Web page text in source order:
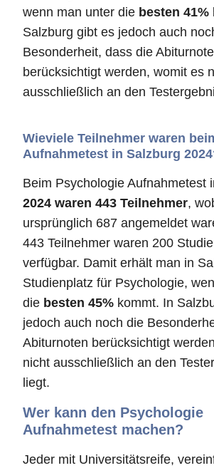
wenn man unter die besten 41%
Salzburg gibt es jedoch auch
Besonderheit, dass die
berücksichtigt werden, womit es
ausschließlich an den
Wieviele Teilnehmer waren
Aufnahmetest in Salzburg
Beim Psychologie Aufnahmetest
2024 waren 443 Teilnehmer,
ursprünglich 687 angemeldet
443 Teilnehmer waren 200
verfügbar. Damit erhält man in
Studienplatz für Psychologie,
die besten 45% kommt. In
jedoch auch noch die
Abiturnoten berücksichtigt
nicht ausschließlich an den
liegt.
Wer kann den Psychologie
Aufnahmetest machen?
Jeder mit Universitätsreife,